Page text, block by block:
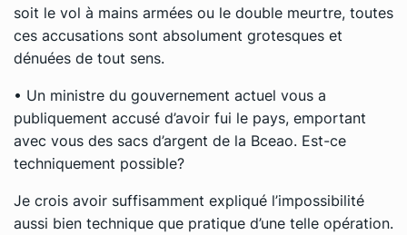
soit le vol à mains armées ou le double meurtre, toutes
ces accusations sont absolument grotesques et
dénuées de tout sens.
• Un ministre du gouvernement actuel vous a
publiquement accusé d’avoir fui le pays, emportant
avec vous des sacs d’argent de la Bceao. Est-ce
techniquement possible?
Je crois avoir suffisamment expliqué l’impossibilité
aussi bien technique que pratique d’une telle opération.